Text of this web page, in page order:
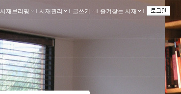
서재브리핑 ｌ 서재관리 ｌ 글쓰기 ｌ 즐겨찾는 서재 ｌ